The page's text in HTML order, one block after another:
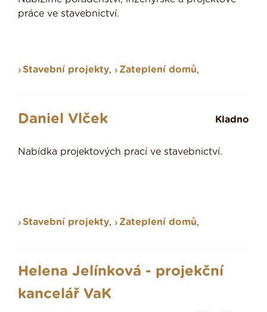
práce ve stavebnictví.
Stavební projekty, Zateplení domů,
Daniel Vlček Kladno
Nabídka projektových prací ve stavebnictví.
Stavební projekty, Zateplení domů,
Helena Jelínková - projekční
kancelář VaK